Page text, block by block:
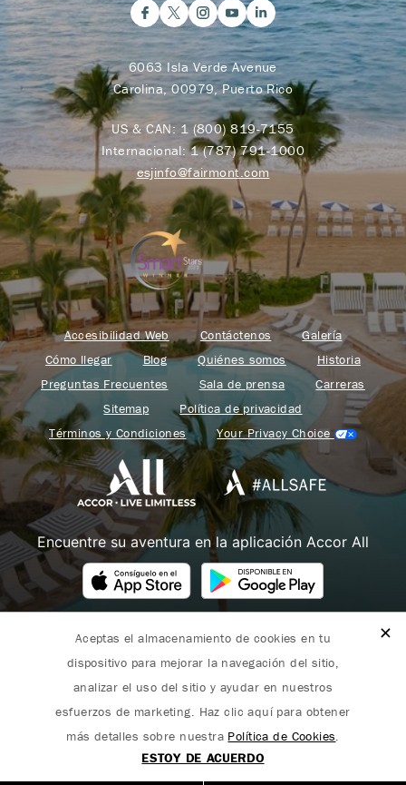
6063 Isla Verde Avenue
Carolina, 00979, Puerto Rico
US & CAN: 1 (800) 819-7155
Internacional:1 (787) 791-1000
esjinfo@fairmont.com
Accesibilidad Web Contáctenos
Galería
Cómo llegar
Blog Quiénes somos
Historia
Preguntas Frecuentes
Sala de prensa
Carreras
Sitemap
Política de privacidad
Términos y Condiciones
Your Privacy Choice
Encuentre su aventura en la aplicación Accor All
Fairmont forma parte de Accor.
Copyright 2026. Todos los derechos reservados.
Aceptas el almacenamiento de cookies en tu
dispositivo para mejorar la navegación del sitio,
analizar el uso del sitio y ayudar en nuestros
esfuerzos de marketing. Haz clic aquí para obtener
más detalles sobre nuestra Política de Cookies.
ESTOY DE ACUERDO